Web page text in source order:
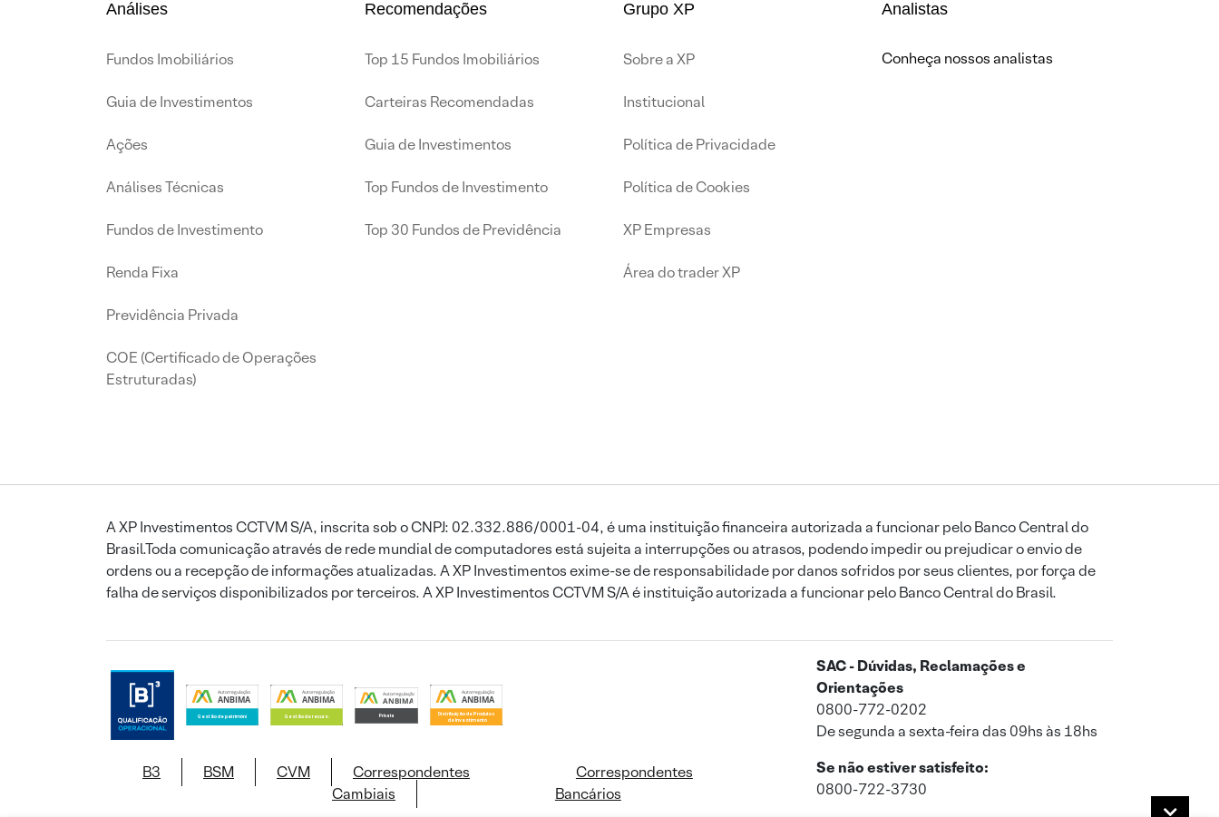
Análises
Fundos Imobiliários
Guia de Investimentos
Ações
Análises Técnicas
Fundos de Investimento
Renda Fixa
Previdência Privada
COE (Certificado de Operações
Estruturadas)
Recomendações
Top 15 Fundos Imobiliários
Carteiras Recomendadas
Guia de Investimentos
Top Fundos de Investimento
Top 30 Fundos de Previdência
Grupo XP
Sobre a XP
Institucional
Política de Privacidade
Política de Cookies
XP Empresas
Área do trader XP
Analistas
Conheça nossos analistas
A XP Investimentos CCTVM S/A, inscrita sob o CNPJ: 02.332.886/0001-04, é uma instituição financeira autorizada a funcionar pelo Banco Central do
Brasil.Toda comunicação através de rede mundial de computadores está sujeita a interrupções ou atrasos, podendo impedir ou prejudicar o envio de
ordens ou a recepção de informações atualizadas. A XP Investimentos exime-se de responsabilidade por danos sofridos por seus clientes, por força de
falha de serviços disponibilizados por terceiros. A XP Investimentos CCTVM S/A é instituição autorizada a funcionar pelo Banco Central do Brasil.
B3 BSM CVM
Correspondentes
Cambiais
Correspondentes
Bancários
SAC - Dúvidas, Reclamações e
Orientações
0800-772-0202
De segunda a sexta-feira das 09hs às 18hs
Se não estiver satisfeito:
0800-722-3730